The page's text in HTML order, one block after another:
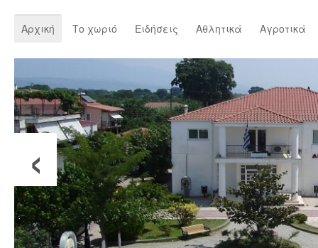
Αρχική Το χωριό Ειδήσεις Αθλητικά Αγροτικά
‹